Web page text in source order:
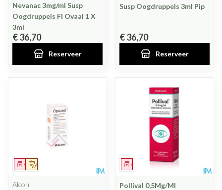
Nevanac 3mg/ml Susp
Oogdruppels Fl Ovaal 1 X
3ml
€ 36,70
Reserveer
Susp Oogdruppels 3ml Pip
€ 36,70
Reserveer
Op voorschrift
Geneesmiddel
Alcon
Geneesmiddel
Pollival 0,5Mg/Ml